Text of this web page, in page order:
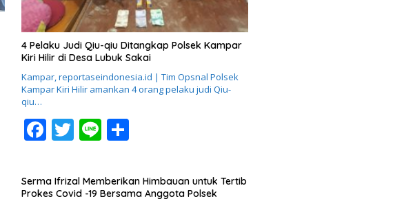
4 Pelaku Judi Qiu-qiu Ditangkap Polsek Kampar
Kiri Hilir di Desa Lubuk Sakai
Kampar, reportaseindonesia.id | Tim Opsnal Polsek
Kampar Kiri Hilir amankan 4 orang pelaku judi Qiu-
qiu…
F
e
T
itt
Li
e
S
ar
Serma Ifrizal Memberikan Himbauan untuk Tertib
Prokes Covid -19 Bersama Anggota Polsek